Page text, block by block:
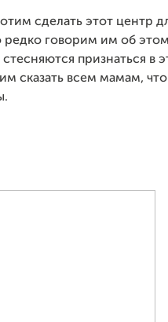
сделать этот центр
говорим им об
признаться в
сказать всем мамам,